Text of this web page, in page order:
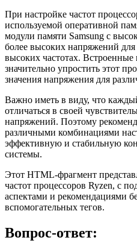
При настройке частот
используемой оперативной
модули памяти Samsung с
более высоких напряжений
высоких частотах.
значительно упростить этот
значения напряжения для
Важно иметь в виду, что
отличаться в своей
напряжений. Поэтому
различными комбинациями
эффективную и стабильную
системы.
Этот HTML-фрагмент
частот процессоров Ryzen, с
аспектами и рекомендациями
вспомогательных тегов.
Вопрос-ответ: